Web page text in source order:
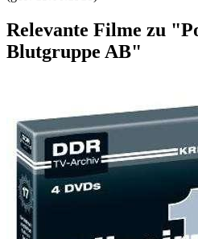
Relevante Filme zu
Blutgruppe AB"